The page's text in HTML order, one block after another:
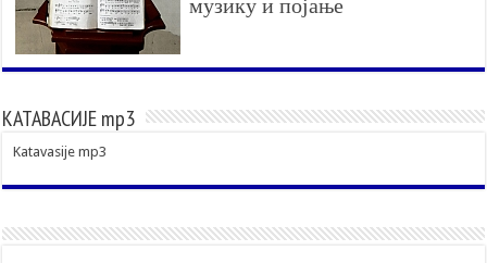
музику и појање
КАТАВАСИЈЕ mp3
Katavasije mp3